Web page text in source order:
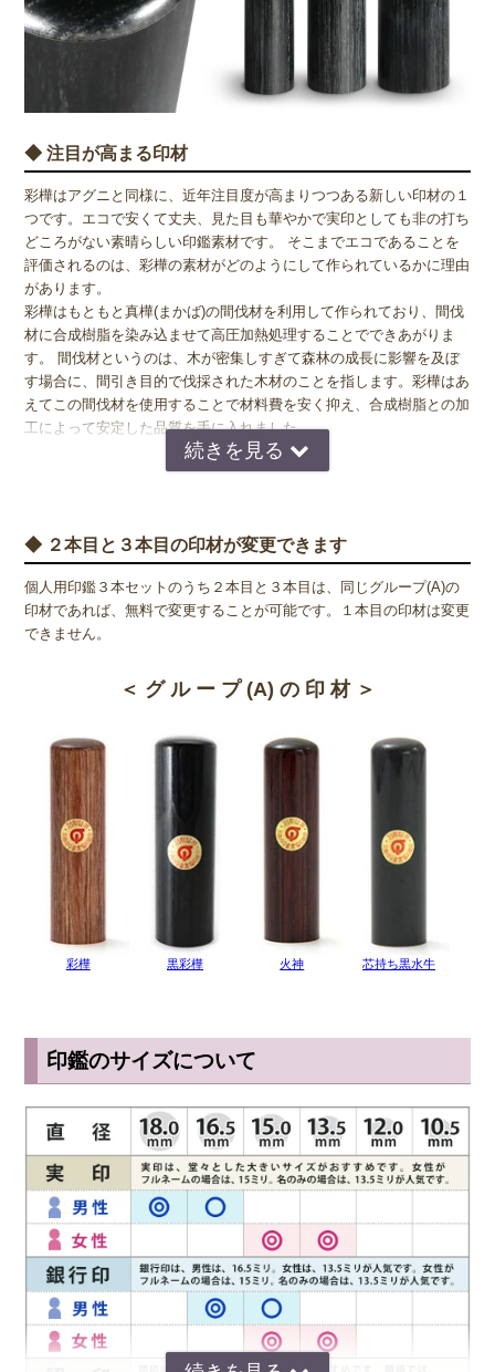
◆ 注目が高まる印材
彩樺はアグニと同様に、近年注目度が高まりつつある新しい印材の１
つです。エコで安くて丈夫、見た目も華やかで実印としても非の打ち
どころがない素晴らしい印鑑素材です。 そこまでエコであることを
評価されるのは、彩樺の素材がどのようにして作られているかに理由
があります。
彩樺はもともと真樺(まかば)の間伐材を利用して作られており、間伐
材に合成樹脂を染み込ませて高圧加熱処理することでできあがりま
す。 間伐材というのは、木が密集しすぎて森林の成長に影響を及ぼ
す場合に、間引き目的で伐採された木材のことを指します。彩樺はあ
えてこの間伐材を使用することで材料費を安く抑え、合成樹脂との加
工によって安定した品質を手に入れました。
本柘のように強度が高く印鑑材料として適した性質を持った木という
のは種類が少なく彩樺の原料となる真樺も耐久性があまり高くはあり
ません。しかし、真樺の木は反り返りが少なく加工しやすいという特
徴も持っているため、合成樹脂との加工により強度を上げることで、
一般的な木が持つ欠点を補った印鑑素材・彩樺へと生まれ変わること
す。そのため切り出す部位によって品質や色柄にばらつきが出ること
る、安価である、そして明るい色味と美しい木目は男女問わず人気が
ありますが、女性の実印としても非常にオススメです。
◆ 黒彩樺(くろさいか)の欠点
他の印鑑素材と比べても良いことの方が多いように感じる彩樺です
が、唯一の欠点は知名度の低さでしょう。新素材のため、まだまだ彩
樺の名前すら知らない人の方が多いというのが現状です。安価なうえ
に実印用に選んでも申し分ないほどの印材であるにもかかわらず、知
名度が低いことでなかなか選ばれる機会が少ないようです。
高い印材を使いたいと思う人が多いのかもしれません。
◆ 黒彩樺(くろさいか)の保管・お手入れ方法
一般的に木製印鑑は乾燥や油分に弱いという特徴を持っています。
印鑑の使用後に朱肉がついたまま放置してしまうと、朱肉に含まれる
油分が染み込み印面が脆くなって欠けてしまうこともあります。実印
や銀行印が欠けてしまうと彫り直さなければならないため、印鑑の使
用後は朱肉をきれいに拭き取ってから専用の印鑑ケースに保管するよ
うにしましょう。彩樺は木材系の印材になりますので、ウェットティ
ッシュで印面を拭いたり、水洗いは絶対にお止め下さい。 脆くなり
印面が欠ける原因にもなります。
◆ ２本目と３本目の印材が変更できます
個人用印鑑３本セットのうち２本目と３本目は、同じグループ(A)の
印材であれば、無料で変更することが可能です。１本目の印材は変更
できません。
＜ グ ル ー プ (A) の 印 材 ＞
彩樺 黒彩樺 火神 芯持ち黒水牛
印鑑のサイズについて